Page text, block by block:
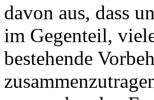
davon aus, dass
im Gegenteil,
bestehende